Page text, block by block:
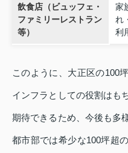
飲食店（ビュッフェ・
ファミリーレストラン
等）
家
れ
利
このように、大正区の100
インフラとしての役割はも
期待できるため、今後も多
都市部では希少な100坪超